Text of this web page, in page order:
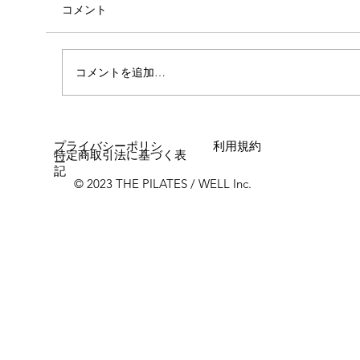
コメント
コメントを追加…
© 2023 THE PILATES / WELL Inc.
プライバシーポリシ
ー
利用規約
特定商取引法に基づく表
記